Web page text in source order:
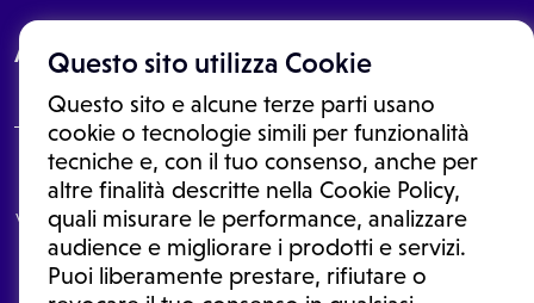
Questo sito utilizza Cookie
Questo sito e alcune terze parti usano
cookie o tecnologie simili per funzionalità
tecniche e, con il tuo consenso, anche per
altre finalità descritte nella Cookie Policy,
quali misurare le performance, analizzare
audience e migliorare i prodotti e servizi.
Puoi liberamente prestare, rifiutare o
About
Le informazioni proposte in questo sito non sono un consulto medico.
In nessun caso, queste informazioni sostituiscono un consulto, una
visita o una diagnosi formulata dal medico. Non si devono considerare
le informazioni disponibili come suggerimenti per la formulazione di
una diagnosi, la determinazione di un trattamento o l'assunzione o
sospensione di un farmaco senza prima consultare un medico di
medicina generale o uno specialista.